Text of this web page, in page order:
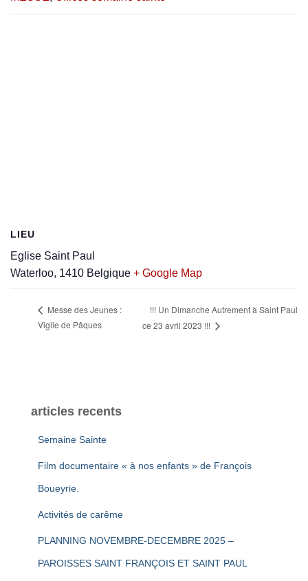
LIEU
Eglise Saint Paul
Waterloo, 1410 Belgique + Google Map
Messe des Jeunes :
Vigile de Pâques
!!! Un Dimanche Autrement à Saint Paul
ce 23 avril 2023 !!!
articles recents
Semaine Sainte
Film documentaire « à nos enfants » de François
Boueyrie.
Activités de carême
PLANNING NOVEMBRE-DECEMBRE 2025 –
PAROISSES SAINT FRANÇOIS ET SAINT PAUL